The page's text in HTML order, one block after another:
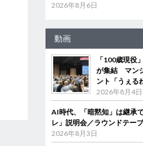
2026年8月6日
動画
「100歳現役
が集結 マン
ント「うぇる
2026年8月4日
AI時代、「暗黙知」は継承
レ」説明会／ラウンドテー
2026年8月3日